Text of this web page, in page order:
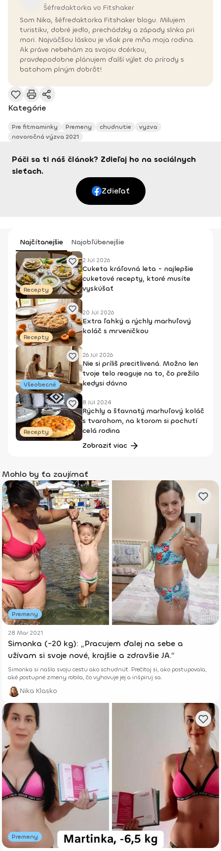
Šéfredaktorka vo Fitshaker
Som Nika, šéfredaktorka Fitshaker blogu. Milujem
turistiku, dobré jedlo, prechádzky a západy slnka pri
mori. Najväčšou láskou je však pre mňa moja rodina.
Ak práve nebehám za svojou dcérkou,
pravdepodobne plánujem ďalší výlet do prírody s
batohom plným dobrôt!
Kategórie
Pre fitmaminky Premeny chudnutie
vyzva
novoročná výzva 2021
Páči sa ti náš článok? Zdieľaj ho na sociálnych
sieťach.
Zdieľať
Najčítanejšie Najobľúbenejšie
Recepty
2 Júl 2026
Cuketa kráľovná leta - najlepšie
cuketové recepty, ktoré musíte
vyskúšať
Recepty
20 Júl 2026
Extra ľahký a rýchly marhuľový
koláč s mrveničkou
Všeobecné
26 Júl 2026
Nie si príliš precitlivená. Možno len
tvoje telo reaguje na to, čo prežilo
kedysi dávno
Recepty
8 Júl 2024
Rýchly a šťavnatý marhuľový koláč
s tvarohom, na ktorom si pochutí
celá rodina
Zobraziť viac
Mohlo by ťa zaujímať
Premeny
28 Mar 2021
Simonka (-20 kg): „Pracujem ďalej na sebe a
užívam si svoje nové, krajšie a zdravšie JA.“
Simonka si našla svoju cestu ako schudnúť. Prečítaj si, ako postupovala,
aké postupné zmeny robila, čo vyhovuje jej a inšpiruj sa.
Nika Klasko
Premeny